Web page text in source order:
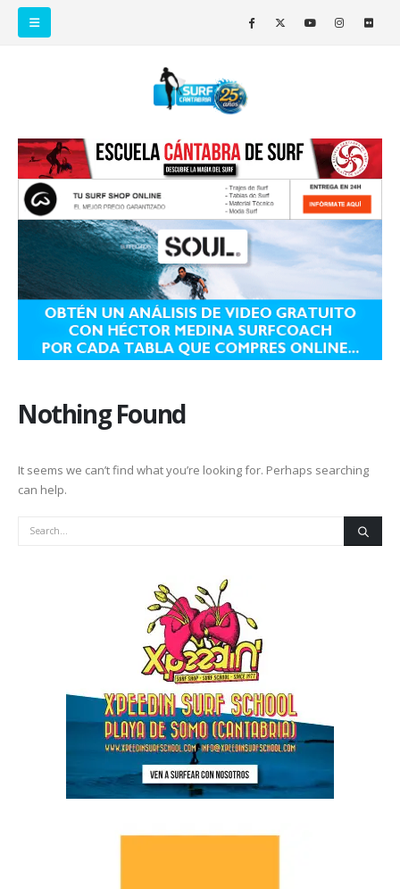
Nothing Found
It seems we can’t find what you’re looking for. Perhaps searching
can help.